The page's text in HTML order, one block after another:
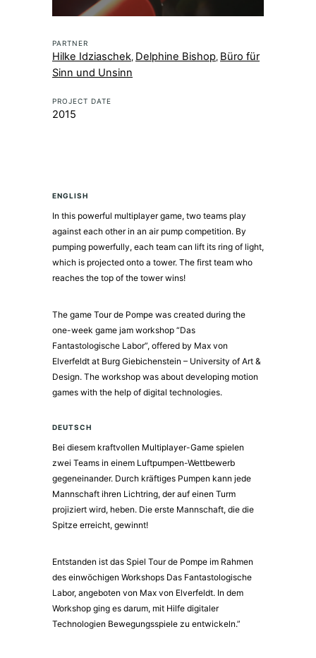
PARTNER
Hilke Idziaschek, Delphine Bishop, Büro für
Sinn und Unsinn
PROJECT DATE
2015
ENGLISH
In this powerful multiplayer game, two teams play
against each other in an air pump competition. By
pumping powerfully, each team can lift its ring of light,
which is projected onto a tower. The first team who
reaches the top of the tower wins!
The game Tour de Pompe was created during the
one-week game jam workshop “Das
Fantastologische Labor”, offered by Max von
Elverfeldt at Burg Giebichenstein – University of Art &
Design. The workshop was about developing motion
games with the help of digital technologies.
DEUTSCH
Bei diesem kraftvollen Multiplayer-Game spielen
zwei Teams in einem Luftpumpen-Wettbewerb
gegeneinander. Durch kräftiges Pumpen kann jede
Mannschaft ihren Lichtring, der auf einen Turm
projiziert wird, heben. Die erste Mannschaft, die die
Spitze erreicht, gewinnt!
Entstanden ist das Spiel Tour de Pompe im Rahmen
des einwöchigen Workshops Das Fantastologische
Labor, angeboten von Max von Elverfeldt. In dem
Workshop ging es darum, mit Hilfe digitaler
Technologien Bewegungsspiele zu entwickeln.”